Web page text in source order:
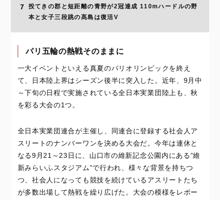
7
投てきの郡と短距離の青野が2冠達成 110mハードルの野
本と女子三段跳の髙島は復活V
パリ五輪の熱戦そのままに
一大イベントといえる真夏のパリオリンピックを終え
て、日本陸上界はシーズン後半に突入した。近年、9月中
～下旬の日程で実施されている全日本実業団陸上も、秋
を彩る大会の1つ。
全日本実業団連合が主催し、同連合に登録する社会人ア
スリートのナンバーワンを決める大会だ。今年は連休と
なる9月21～23日に、山口市の維新記念公園内にある”維
新みらいふスタジアム”で行われ、様々な背景を持ちつ
つ、社会人になっても競技を続けているアスリートたち
が多数出場して熱戦を繰り広げた。大会の模様をレポー